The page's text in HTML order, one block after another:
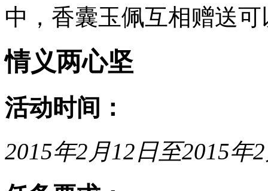
中，香囊玉佩互相赠送
情义两心坚
活动时间：
2015年2月12日至2015年